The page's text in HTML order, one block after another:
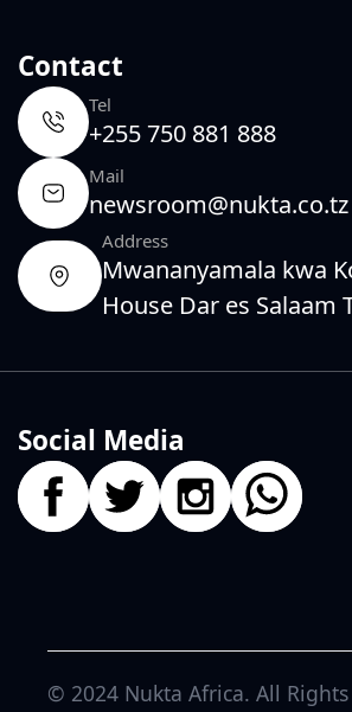
Contact
Tel
+255 750 881 888
Mail
newsroom@nukta.co.tz
Address
Mwananyamala kwa
House Dar es Salaam
Social Media
© 2024 Nukta Africa. All